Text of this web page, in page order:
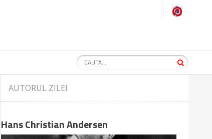
AUTORUL ZILEI
Hans Christian Andersen